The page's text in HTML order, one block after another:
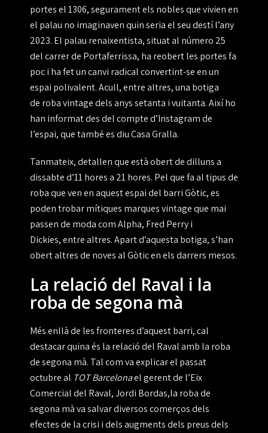
portes el 1306, segurament els nobles que vivien en
el palau no imaginaven quin seria el seu destí l’any
2023. El palau renaixentista, situat al número 25
del carrer de Portaferrissa, ha reobert les portes fa
poc i ha fet un canvi radical convertint-se en un
espai polivalent. Acull, entre altres, una botiga
de roba vintage dels anys setanta i vuitanta. Així ho
han informat des del compte d’Instagram de
l’espai, que també es diu Casa Gralla.
Tanmateix, detallen que està obert de dilluns a
dissabte d’11 hores a 21 hores. Pel que fa al tipus de
roba que ven en aquest espai del barri Gòtic, es
poden trobar mítiques marques vintage que mai
passen de moda com Alpha, Fred Perry i
Dickies, entre altres. Apart d’aquesta botiga, s’han
obert altres de noves al Gòtic en els darrers mesos.
La relació del Raval i la
roba de segona mà
Més enllà de les fronteres d’aquest barri, cal
destacar quina és la relació del Raval amb la roba
de segona mà. Tal com va explicar el passat
octubre al TOT Barcelonael gerent de l’Eix
Comercial del Raval, Jordi Bordas,la roba de
segona mà va salvar diversos comerços dels
efectes de la crisi i dels augments dels preus dels